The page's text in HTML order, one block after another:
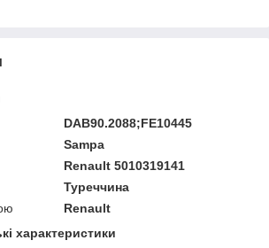
DAB90.2088;FE10445
Sampa
Renault 5010319141
Туреччина
Renault
характеристики